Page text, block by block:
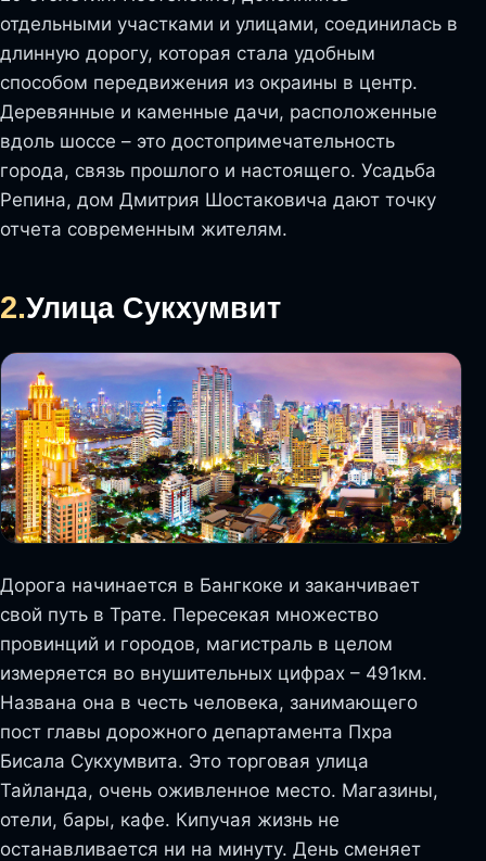
отдельными участками и улицами, соединилась в
длинную дорогу, которая стала удобным
способом передвижения из окраины в центр.
Деревянные и каменные дачи, расположенные
вдоль шоссе – это достопримечательность
города, связь прошлого и настоящего. Усадьба
Репина, дом Дмитрия Шостаковича дают точку
отчета современным жителям.
2.Улица Сукхумвит
Дорога начинается в Бангкоке и заканчивает
свой путь в Трате. Пересекая множество
провинций и городов, магистраль в целом
измеряется во внушительных цифрах – 491км.
Названа она в честь человека, занимающего
пост главы дорожного департамента Пхра
Бисала Сукхумвита. Это торговая улица
Тайланда, очень оживленное место. Магазины,
отели, бары, кафе. Кипучая жизнь не
останавливается ни на минуту. День сменяет